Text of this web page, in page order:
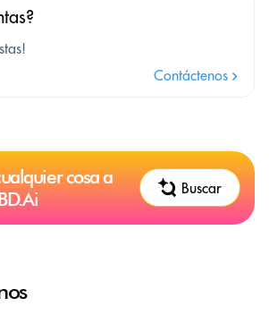
Contáctenos
cosa a
Buscar